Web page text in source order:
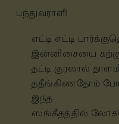
பந்துவராளி
எட்டி எட்டி
இன்னிசையை
தட்டி குரலால்
ததீங்கிணதோம்
இந்த
ஸங்கீதத்தில்